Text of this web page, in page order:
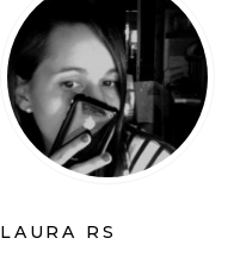
LAURA RS